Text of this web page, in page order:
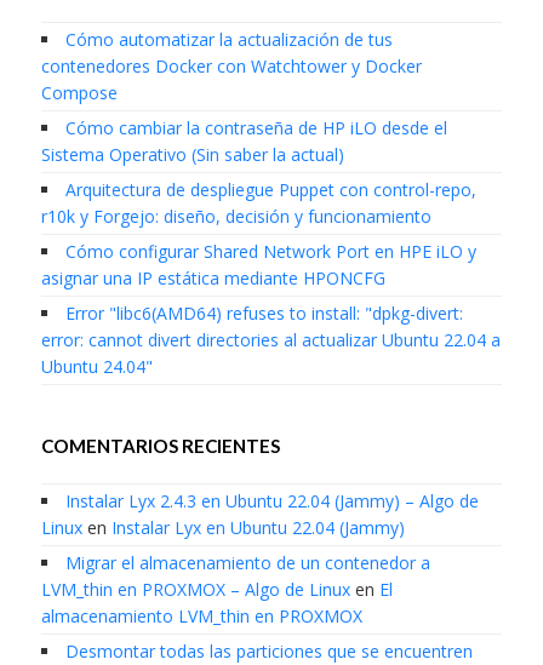
Cómo automatizar la actualización de tus
contenedores Docker con Watchtower y Docker
Compose
Cómo cambiar la contraseña de HP iLO desde el
Sistema Operativo (Sin saber la actual)
Arquitectura de despliegue Puppet con control-repo,
r10k y Forgejo: diseño, decisión y funcionamiento
Cómo configurar Shared Network Port en HPE iLO y
asignar una IP estática mediante HPONCFG
Error "libc6(AMD64) refuses to install: "dpkg-divert:
error: cannot divert directories al actualizar Ubuntu 22.04 a
Ubuntu 24.04"
COMENTARIOS RECIENTES
Instalar Lyx 2.4.3 en Ubuntu 22.04 (Jammy) – Algo de
Linuxen Instalar Lyx en Ubuntu 22.04 (Jammy)
Migrar el almacenamiento de un contenedor a
LVM_thin en PROXMOX – Algo de Linuxen El
almacenamiento LVM_thin en PROXMOX
Desmontar todas las particiones que se encuentren